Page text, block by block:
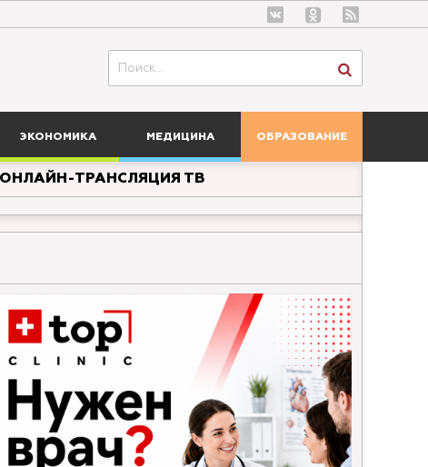
ЭКОНОМИКА МЕДИЦИНА ОБРАЗОВАНИЕ
ОНЛАЙН-ТРАНСЛЯЦИЯ ТВ